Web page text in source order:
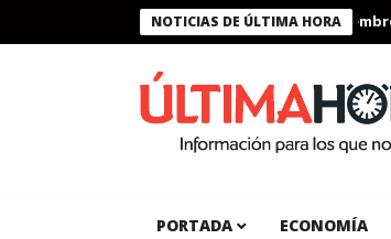
NOTICIAS DE ÚLTIMA HORA
Presidente Bukele condecora a miembros
PORTADA ECONOMÍA